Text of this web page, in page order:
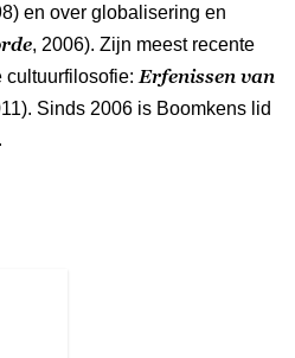
en over globalisering en
, 2006). Zijn meest recente
Erfenissen van
Sinds 2006 is Boomkens lid